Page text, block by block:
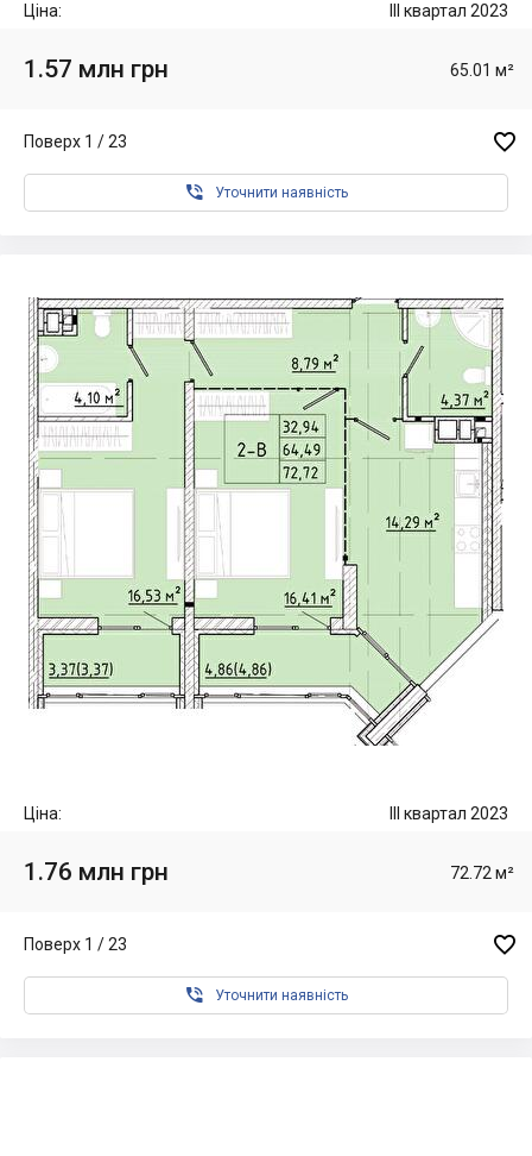
Ціна: III квартал 2023
1.57 млн грн 65.01 м²
Поверх 1 / 23 
 Уточнити наявність
Ціна: III квартал 2023
1.76 млн грн 72.72 м²
Поверх 1 / 23 
 Уточнити наявність